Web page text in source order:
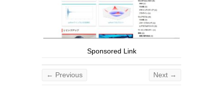
Sponsored Link
← Previous Next →